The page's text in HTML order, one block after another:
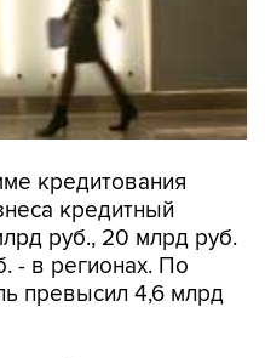
кредитования
кредитный
руб., 20 млрд руб.
- в регионах. По
превысил 4,6 млрд